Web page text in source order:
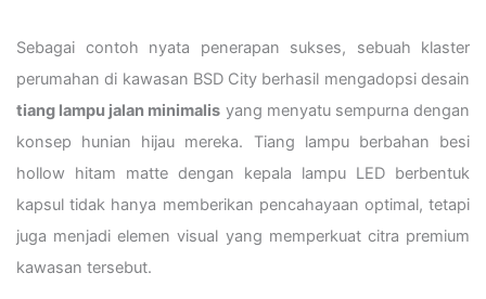
Sebagai contoh nyata penerapan sukses, sebuah klaster
perumahan di kawasan BSD City berhasil mengadopsi desain
tiang lampu jalan minimalis yang menyatu sempurna dengan
konsep hunian hijau mereka. Tiang lampu berbahan besi
hollow hitam matte dengan kepala lampu LED berbentuk
kapsul tidak hanya memberikan pencahayaan optimal, tetapi
juga menjadi elemen visual yang memperkuat citra premium
kawasan tersebut.